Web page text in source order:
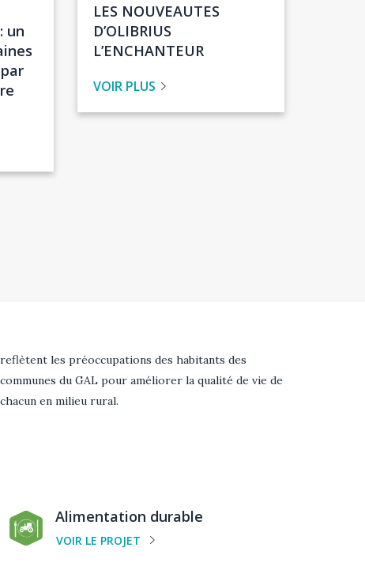
un
Titre
de
l'actualité
LES NOUVEAUTES
D’OLIBRIUS
L’ENCHANTEUR
VOIR PLUS
reflètent les préoccupations des habitants des
communes du GAL pour améliorer la qualité de vie de
chacun en milieu rural.
Catégorie
de
Alimentation durable
VOIR LE PROJET